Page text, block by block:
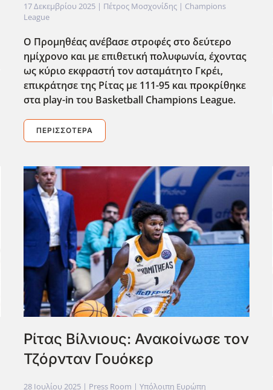
17 Δεκεμβρίου 2025 | Πέτρος Μοσχονίδης | Champions
League
Ο Προμηθέας ανέβασε στροφές στο δεύτερο
ημίχρονο και με επιθετική πολυφωνία, έχοντας
ως κύριο εκφραστή τον ασταμάτητο Γκρέι,
επικράτησε της Ρίτας με 111-95 και προκρίθηκε
στα play-in του Basketball Champions League.
ΠΕΡΙΣΣΌΤΕΡΑ
Ρίτας Βίλνιους: Ανακοίνωσε τον
Τζόρνταν Γουόκερ
28 Ιουλίου 2025 | Press Room |Υπόλοιπη Ευρώπη